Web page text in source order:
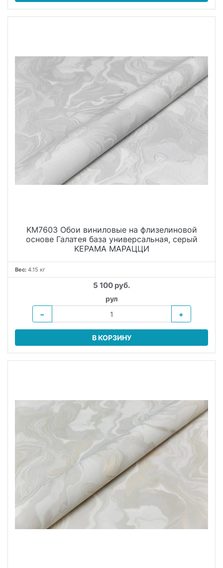
KM7603 Обои виниловые на флизелиновой
основе Галатея база универсальная, серый
KЕРАМА МАРАЦЦИ
Вес: 4.15 кг
5 100 руб.
рул
−
+
В КОРЗИНУ